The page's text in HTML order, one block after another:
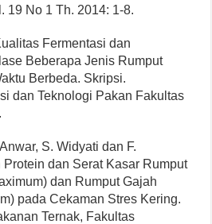
19 No 1 Th. 2014: 1-8.
Fermentasi dan
Beberapa Jenis Rumput
Berbeda. Skripsi.
dan Teknologi Pakan Fakultas
S. Widyati dan F.
dan Serat Kasar Rumput
dan Rumput Gajah
pada Cekaman Stres Kering.
Ternak, Fakultas